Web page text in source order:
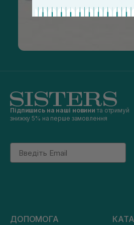
Підпишись на наші новини та отримуй
знижку 5% на перше замовлення
Email
ДОПОМОГА